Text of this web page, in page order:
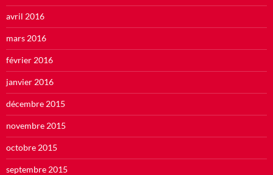
avril 2016
mars 2016
février 2016
janvier 2016
décembre 2015
novembre 2015
octobre 2015
septembre 2015